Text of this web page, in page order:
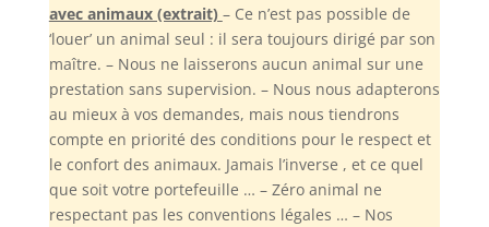
avec animaux (extrait) – Ce n’est pas possible de
‘louer’ un animal seul : il sera toujours dirigé par son
maître. – Nous ne laisserons aucun animal sur une
prestation sans supervision. – Nous nous adapterons
au mieux à vos demandes, mais nous tiendrons
compte en priorité des conditions pour le respect et
le confort des animaux. Jamais l’inverse , et ce quel
que soit votre portefeuille … – Zéro animal ne
respectant pas les conventions légales … – Nos